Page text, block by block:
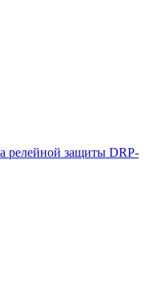
релейной защиты DRP-